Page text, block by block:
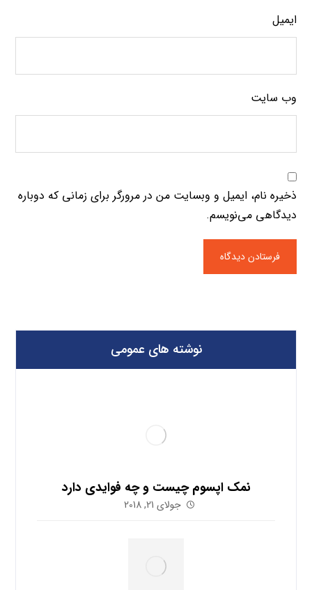
ایمیل
وب‌ سایت
ذخیره نام، ایمیل و وبسایت من در مرورگر برای زمانی که دوباره
دیدگاهی می‌نویسم.
نوشته های عمومی
نمک اپسوم چیست و چه فوایدی دارد
جولای 21, 2018